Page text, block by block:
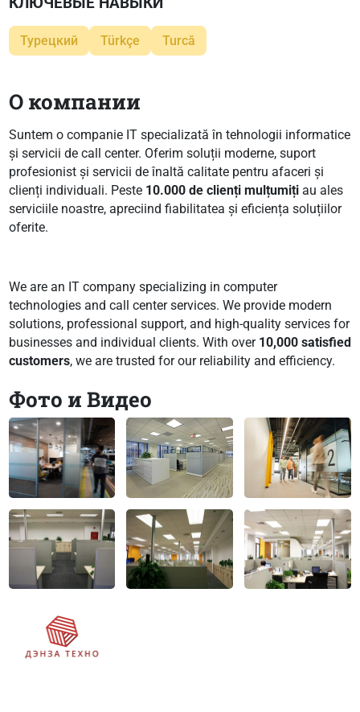
Турецкий Türkçe Turcă
О компании
Suntem o companie IT specializată în tehnologii informatice
și servicii de call center. Oferim soluții moderne, suport
profesionist și servicii de înaltă calitate pentru afaceri și
clienți individuali. Peste 10.000 de clienți mulțumițiau ales
serviciile noastre, apreciind fiabilitatea și eficiența soluțiilor
oferite.
We are an IT company specializing in computer
technologies and call center services. We provide modern
solutions, professional support, and high-quality services for
businesses and individual clients. With over 10,000 satisfied
customers, we are trusted for our reliability and efficiency.
Фото и Видео